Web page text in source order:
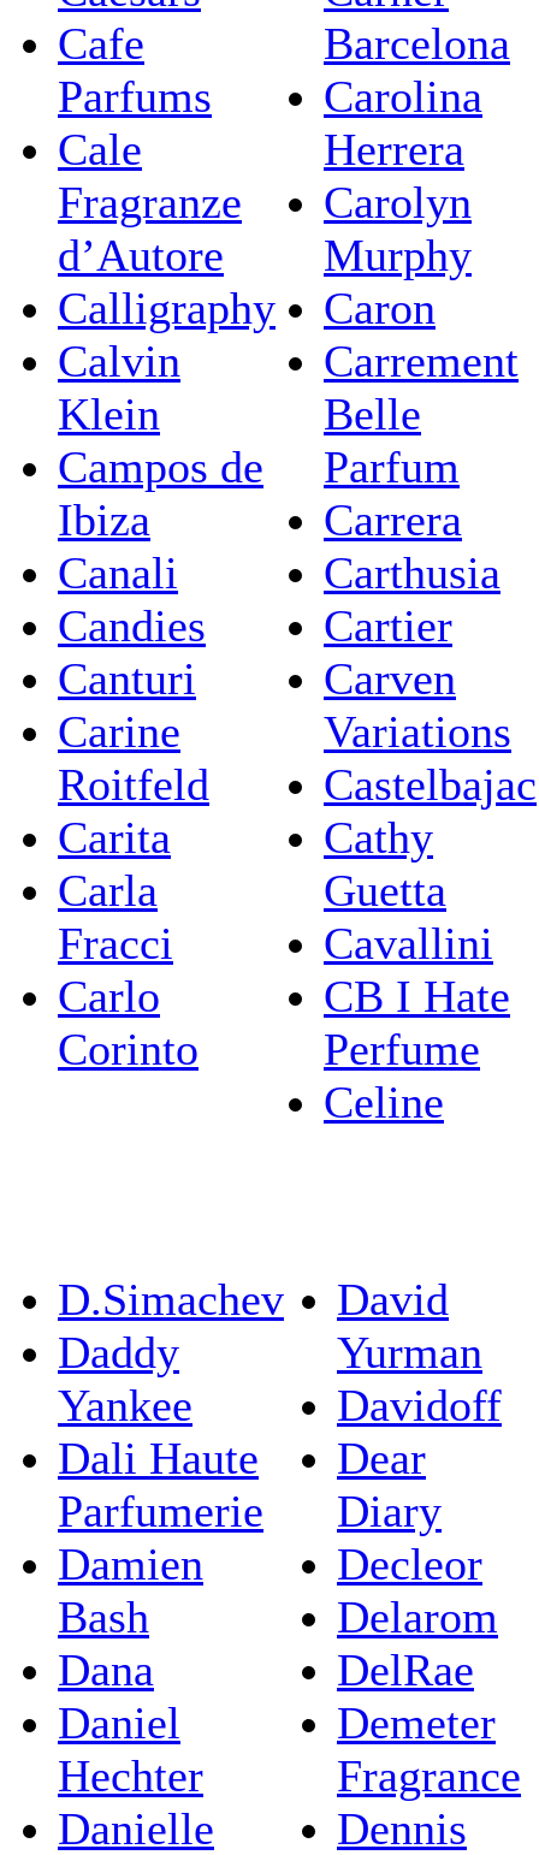
Cafe
Parfums
Cale
Fragranze
d’Autore
Calligraphy
Calvin
Klein
Campos de
Ibiza
Canali
Candies
Canturi
Carine
Roitfeld
Carita
Carla
Fracci
Carlo
Corinto
Barcelona
Carolina
Herrera
Carolyn
Murphy
Caron
Carrement
Belle
Parfum
Carrera
Carthusia
Cartier
Carven
Variations
Castelbajac
Cathy
Guetta
Cavallini
CB I Hate
Perfume
Celine
D.Simachev
Daddy
Yankee
Dali Haute
Parfumerie
Damien
Bash
Dana
Daniel
Hechter
Danielle
David
Yurman
Davidoff
Dear
Diary
Decleor
Delarom
DelRae
Demeter
Fragrance
Dennis